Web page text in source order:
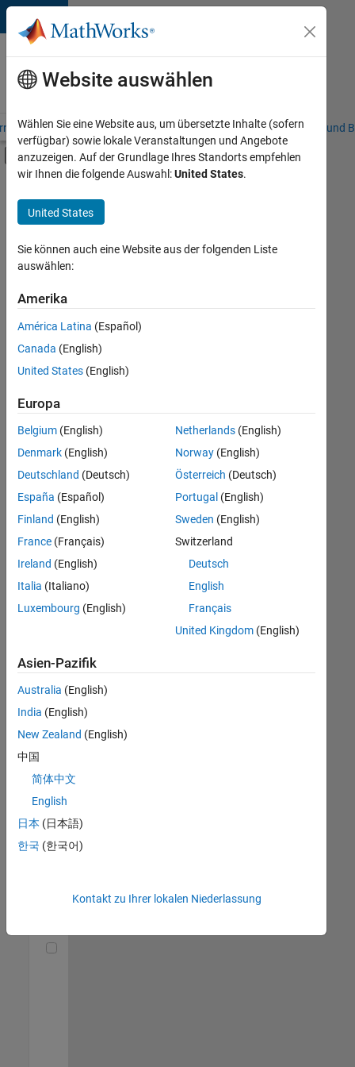
Weiter zum Inhalt
Karriere
bei
MathWorks
– Übersicht Stellensuche Niederlassungen Studierende und
Umschaltung für Off-Canvas-
Hauptinhalt
Ausgewählte
speichern
Es
nicht
alle
Stellen
übersetzt.
Sie
nach
einem
Standort,
um
alle
in
Ihrer
Region
Account
Manager -
Commercial
(m/f/d)
DE-München
Senior Utilities and Energy Market Developer (m/f/d)
and Energy
Market
Developer
Marketing |
Website auswählen
Wählen Sie eine Website aus, um übersetzte Inhalte (sofern
verfügbar) sowie lokale Veranstaltungen und Angebote
anzuzeigen. Auf der Grundlage Ihres Standorts empfehlen
wir Ihnen die folgende Auswahl:United States.
United States
Sie können auch eine Website aus der folgenden Liste
auswählen:
Amerika
América Latina (Español)
Canada (English)
United States (English)
Europa
Belgium (English)
Denmark (English)
Deutschland (Deutsch)
España (Español)
Finland (English)
France (Français)
Ireland (English)
Italia (Italiano)
Luxembourg (English)
Netherlands(English)
Norway(English)
Österreich (Deutsch)
Portugal (English)
Sweden (English)
Switzerland
Deutsch
English
Français
United Kingdom(English)
Asien-Pazifik
Australia (English)
India (English)
New Zealand (English)
中国
简体中文
English
日本 (日本語)
한국 (한국어)
Kontakt zu Ihrer lokalen Niederlassung